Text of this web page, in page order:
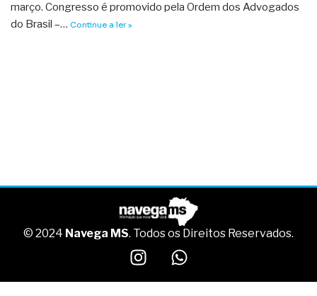
março. Congresso é promovido pela Ordem dos Advogados
do Brasil –… Continue a ler »
© 2024 Navega MS. Todos os Direitos Reservados.